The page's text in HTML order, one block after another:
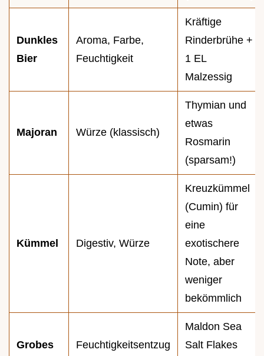
Dunkles
Bier
Aroma, Farbe,
Feuchtigkeit
Kräftige
Rinderbrühe +
1 EL
Malzessig
Majoran Würze (klassisch)
Thymian und
etwas
Rosmarin
(sparsam!)
Kümmel Digestiv, Würze
Kreuzkümmel
(Cumin) für
eine
exotischere
Note, aber
weniger
bekömmlich
Grobes Feuchtigkeitsentzug
Maldon Sea
Salt Flakes